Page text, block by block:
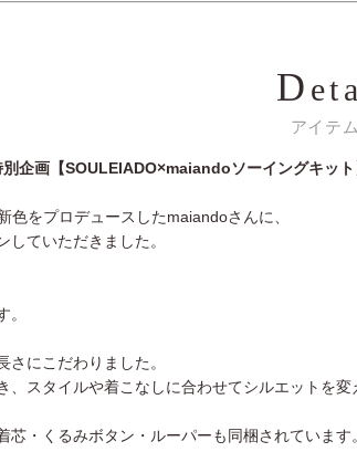
D
アイテ
企画【SOULEIADO×maiandoソーイングキット
をプロデュースしたmaiandoさんに、
ていただきました。
にこだわりました。
スタイルや着こなしに合わせてシルエットを変
・くるみボタン・ルーパーも同梱されています。